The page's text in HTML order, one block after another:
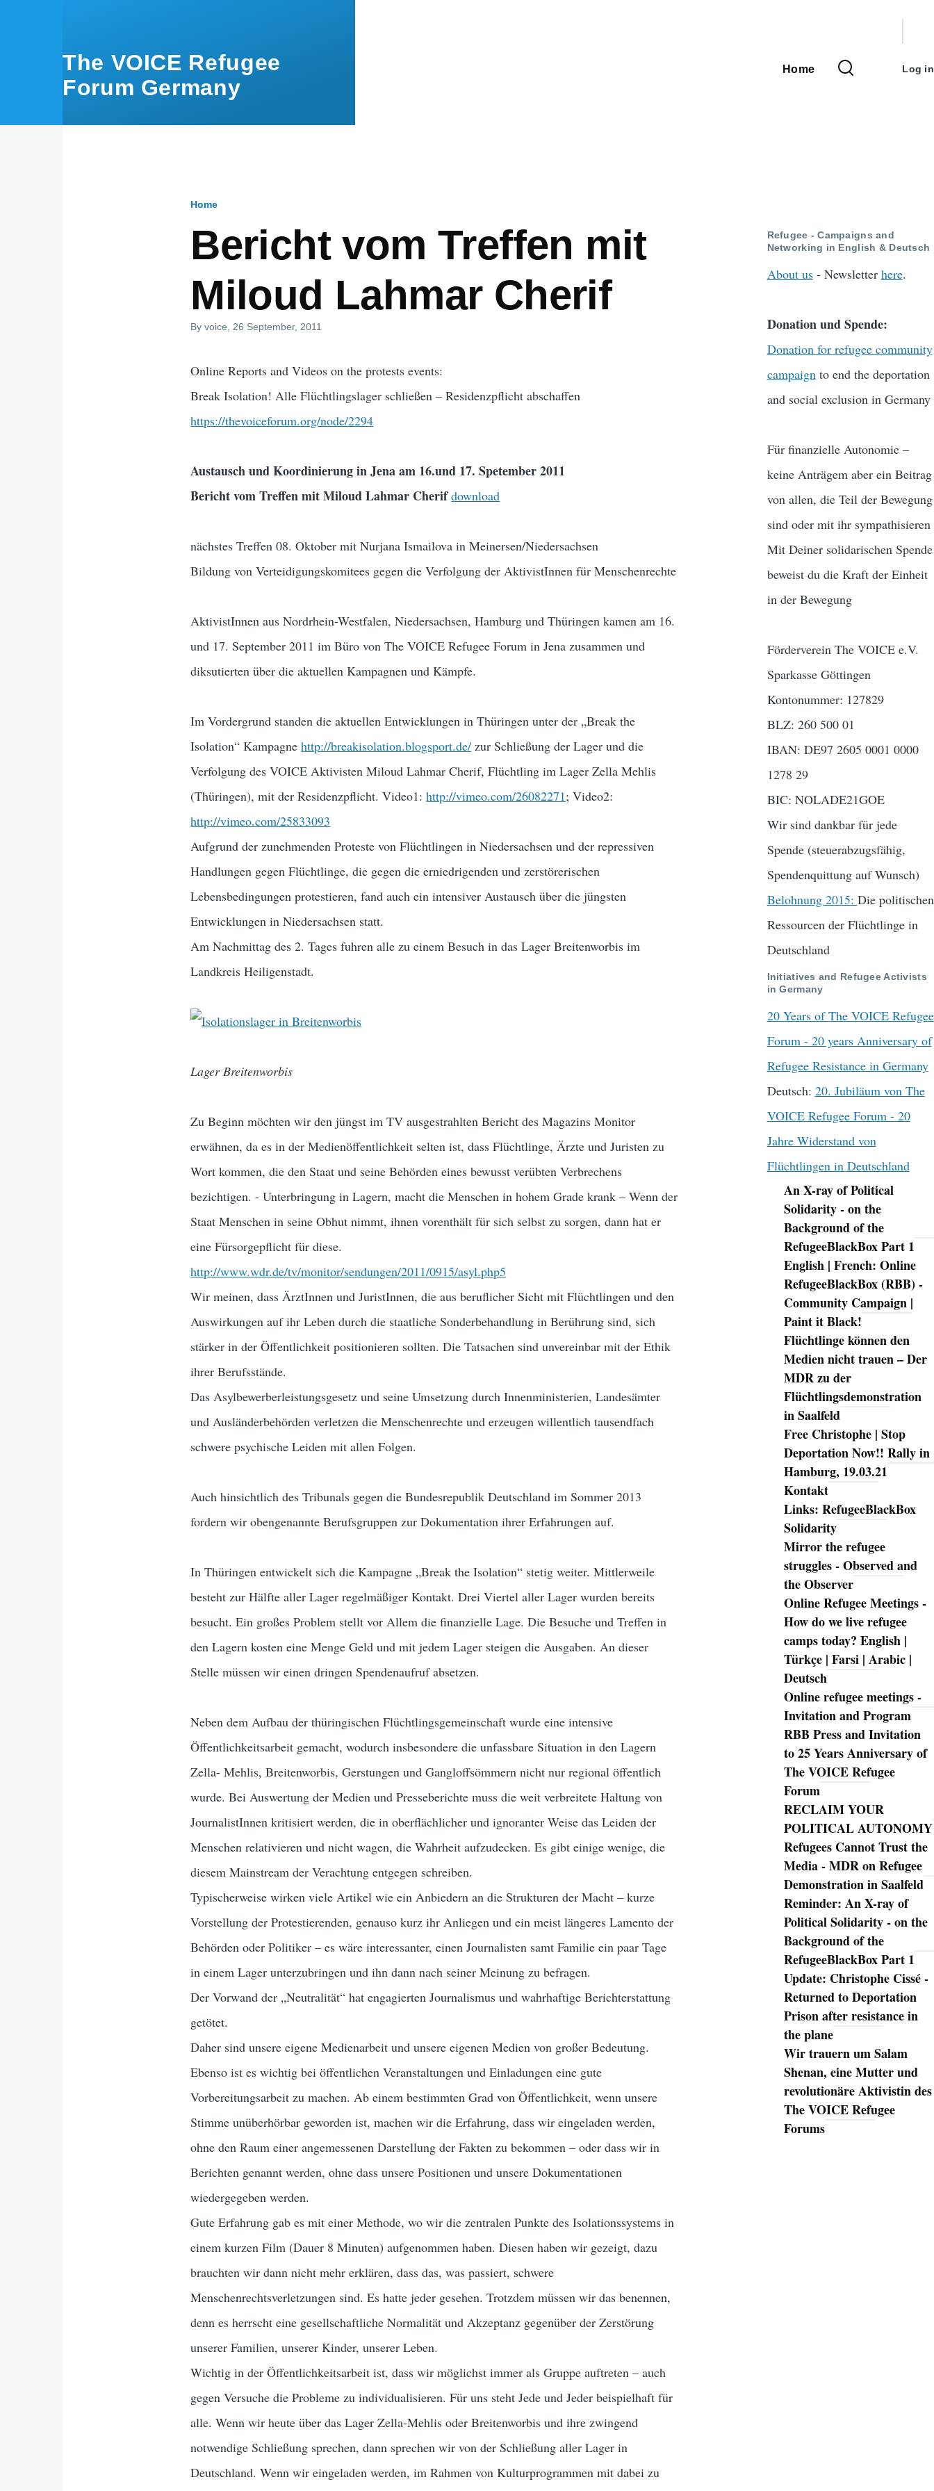
The VOICE Refugee
Forum Germany
Main
Home
menu
Log in
Home
Bericht vom Treffen mit
Miloud Lahmar Cherif
Byvoice , 26 September, 2011
Online Reports and Videos on the protests events:
Break Isolation! Alle Flüchtlingslager schließen – Residenzpflicht abschaffen
https://thevoiceforum.org/node/2294
Austausch und Koordinierung in Jena am 16.und 17. Spetember 2011
Bericht vom Treffen mit Miloud Lahmar Cherifdownload
nächstes Treffen 08. Oktober mit Nurjana Ismailova in Meinersen/Niedersachsen
Bildung von Verteidigungskomitees gegen die Verfolgung der AktivistInnen für Menschenrechte
AktivistInnen aus Nordrhein-Westfalen, Niedersachsen, Hamburg und Thüringen kamen am 16.
und 17. September 2011 im Büro von The VOICE Refugee Forum in Jena zusammen und
diksutierten über die aktuellen Kampagnen und Kämpfe.
Im Vordergrund standen die aktuellen Entwicklungen in Thüringen unter der „Break the
Isolation“ Kampagnehttp://breakisolation.blogsport.de/ zur Schließung der Lager und die
Verfolgung des VOICE Aktivisten Miloud Lahmar Cherif, Flüchtling im Lager Zella Mehlis
(Thüringen), mit der Residenzpflicht. Video1:http://vimeo.com/26082271; Video2:
http://vimeo.com/25833093
Aufgrund der zunehmenden Proteste von Flüchtlingen in Niedersachsen und der repressiven
Handlungen gegen Flüchtlinge, die gegen die erniedrigenden und zerstörerischen
Lebensbedingungen protestieren, fand auch ein intensiver Austausch über die jüngsten
Entwicklungen in Niedersachsen statt.
Am Nachmittag des 2. Tages fuhren alle zu einem Besuch in das Lager Breitenworbis im
Landkreis Heiligenstadt.
Lager Breitenworbis
Zu Beginn möchten wir den jüngst im TV ausgestrahlten Bericht des Magazins Monitor
erwähnen, da es in der Medienöffentlichkeit selten ist, dass Flüchtlinge, Ärzte und Juristen zu
Wort kommen, die den Staat und seine Behörden eines bewusst verübten Verbrechens
bezichtigen. - Unterbringung in Lagern, macht die Menschen in hohem Grade krank – Wenn der
Staat Menschen in seine Obhut nimmt, ihnen vorenthält für sich selbst zu sorgen, dann hat er
eine Fürsorgepflicht für diese.
http://www.wdr.de/tv/monitor/sendungen/2011/0915/asyl.php5
Wir meinen, dass ÄrztInnen und JuristInnen, die aus beruflicher Sicht mit Flüchtlingen und den
Auswirkungen auf ihr Leben durch die staatliche Sonderbehandlung in Berührung sind, sich
stärker in der Öffentlichkeit positionieren sollten. Die Tatsachen sind unvereinbar mit der Ethik
ihrer Berufsstände.
Das Asylbewerberleistungsgesetz und seine Umsetzung durch Innenministerien, Landesämter
und Ausländerbehörden verletzen die Menschenrechte und erzeugen willentlich tausendfach
schwere psychische Leiden mit allen Folgen.
Auch hinsichtlich des Tribunals gegen die Bundesrepublik Deutschland im Sommer 2013
fordern wir obengenannte Berufsgruppen zur Dokumentation ihrer Erfahrungen auf.
In Thüringen entwickelt sich die Kampagne „Break the Isolation“ stetig weiter. Mittlerweile
besteht zur Hälfte aller Lager regelmäßiger Kontakt. Drei Viertel aller Lager wurden bereits
besucht. Ein großes Problem stellt vor Allem die finanzielle Lage. Die Besuche und Treffen in
den Lagern kosten eine Menge Geld und mit jedem Lager steigen die Ausgaben. An dieser
Stelle müssen wir einen dringen Spendenaufruf absetzen.
Neben dem Aufbau der thüringischen Flüchtlingsgemeinschaft wurde eine intensive
Öffentlichkeitsarbeit gemacht, wodurch insbesondere die unfassbare Situation in den Lagern
Zella- Mehlis, Breitenworbis, Gerstungen und Gangloffsömmern nicht nur regional öffentlich
wurde. Bei Auswertung der Medien und Presseberichte muss die weit verbreitete Haltung von
JournalistInnen kritisiert werden, die in oberflächlicher und ignoranter Weise das Leiden der
Menschen relativieren und nicht wagen, die Wahrheit aufzudecken. Es gibt einige wenige, die
diesem Mainstream der Verachtung entgegen schreiben.
Typischerweise wirken viele Artikel wie ein Anbiedern an die Strukturen der Macht – kurze
Vorstellung der Protestierenden, genauso kurz ihr Anliegen und ein meist längeres Lamento der
Behörden oder Politiker – es wäre interessanter, einen Journalisten samt Familie ein paar Tage
in einem Lager unterzubringen und ihn dann nach seiner Meinung zu befragen.
Der Vorwand der „Neutralität“ hat engagierten Journalismus und wahrhaftige Berichterstattung
getötet.
Daher sind unsere eigene Medienarbeit und unsere eigenen Medien von großer Bedeutung.
Ebenso ist es wichtig bei öffentlichen Veranstaltungen und Einladungen eine gute
Vorbereitungsarbeit zu machen. Ab einem bestimmten Grad von Öffentlichkeit, wenn unsere
Stimme unüberhörbar geworden ist, machen wir die Erfahrung, dass wir eingeladen werden,
ohne den Raum einer angemessenen Darstellung der Fakten zu bekommen – oder dass wir in
Berichten genannt werden, ohne dass unsere Positionen und unsere Dokumentationen
wiedergegeben werden.
Gute Erfahrung gab es mit einer Methode, wo wir die zentralen Punkte des Isolationssystems in
einem kurzen Film (Dauer 8 Minuten) aufgenommen haben. Diesen haben wir gezeigt, dazu
brauchten wir dann nicht mehr erklären, dass das, was passiert, schwere
Menschenrechtsverletzungen sind. Es hatte jeder gesehen. Trotzdem müssen wir das benennen,
denn es herrscht eine gesellschaftliche Normalität und Akzeptanz gegenüber der Zerstörung
unserer Familien, unserer Kinder, unserer Leben.
Wichtig in der Öffentlichkeitsarbeit ist, dass wir möglichst immer als Gruppe auftreten – auch
gegen Versuche die Probleme zu individualisieren. Für uns steht Jede und Jeder beispielhaft für
alle. Wenn wir heute über das Lager Zella-Mehlis oder Breitenworbis und ihre zwingend
notwendige Schließung sprechen, dann sprechen wir von der Schließung aller Lager in
Deutschland. Wenn wir eingeladen werden, im Rahmen von Kulturprogrammen mit dabei zu
Refugee - Campaigns and
Networking in English & Deutsch
About us- Newsletter here.
Donation und Spende:
Donation for refugee community
campaignto end the deportation
and social exclusion in Germany
Für finanzielle Autonomie –
keine Anträgem aber ein Beitrag
von allen, die Teil der Bewegung
sind oder mit ihr sympathisieren
Mit Deiner solidarischen Spende
beweist du die Kraft der Einheit
in der Bewegung
Förderverein The VOICE e.V.
Sparkasse Göttingen
Kontonummer: 127829
BLZ: 260 500 01
IBAN: DE97 2605 0001 0000
1278 29
BIC: NOLADE21GOE
Wir sind dankbar für jede
Spende (steuerabzugsfähig,
Spendenquittung auf Wunsch)
Belohnung 2015: Die politischen
Ressourcen der Flüchtlinge in
Deutschland
Initiatives and Refugee Activists
in Germany
20 Years of The VOICE Refugee
Forum - 20 years Anniversary of
Refugee Resistance in Germany
Deutsch: 20. Jubiläum von The
VOICE Refugee Forum - 20
Jahre Widerstand von
Flüchtlingen in Deutschland
Navigation
An X-ray of Political
Solidarity - on the
Background of the
RefugeeBlackBox Part 1
English | French: Online
RefugeeBlackBox (RBB) -
Community Campaign |
Paint it Black!
Flüchtlinge können den
Medien nicht trauen – Der
MDR zu der
Flüchtlingsdemonstration
in Saalfeld
Free Christophe | Stop
Deportation Now!! Rally in
Hamburg, 19.03.21
Kontakt
Links: RefugeeBlackBox
Solidarity
Mirror the refugee
struggles - Observed and
the Observer
Online Refugee Meetings -
How do we live refugee
camps today? English |
Türkçe | Farsi | Arabic |
Deutsch
Online refugee meetings -
Invitation and Program
RBB Press and Invitation
to 25 Years Anniversary of
The VOICE Refugee
Forum
RECLAIM YOUR
POLITICAL AUTONOMY
Refugees Cannot Trust the
Media - MDR on Refugee
Demonstration in Saalfeld
Reminder: An X-ray of
Political Solidarity - on the
Background of the
RefugeeBlackBox Part 1
Update: Christophe Cissé -
Returned to Deportation
Prison after resistance in
the plane
Wir trauern um Salam
Shenan, eine Mutter und
revolutionäre Aktivistin des
The VOICE Refugee
Forums